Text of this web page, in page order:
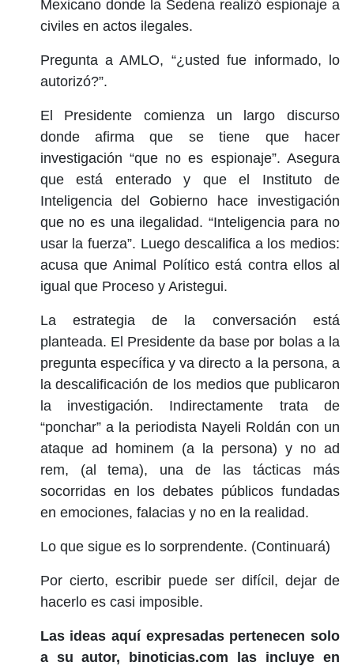
Mexicano donde la Sedena realizó espionaje a
civiles en actos ilegales.
Pregunta a AMLO, “¿usted fue informado, lo
autorizó?”.
El Presidente comienza un largo discurso
donde afirma que se tiene que hacer
investigación “que no es espionaje”. Asegura
que está enterado y que el Instituto de
Inteligencia del Gobierno hace investigación
que no es una ilegalidad. “Inteligencia para no
usar la fuerza”. Luego descalifica a los medios:
acusa que Animal Político está contra ellos al
igual que Proceso y Aristegui.
La estrategia de la conversación está
planteada. El Presidente da base por bolas a la
pregunta específica y va directo a la persona, a
la descalificación de los medios que publicaron
la investigación. Indirectamente trata de
“ponchar” a la periodista Nayeli Roldán con un
ataque ad hominem (a la persona) y no ad
rem, (al tema), una de las tácticas más
socorridas en los debates públicos fundadas
en emociones, falacias y no en la realidad.
Lo que sigue es lo sorprendente. (Continuará)
Por cierto, escribir puede ser difícil, dejar de
hacerlo es casi imposible.
Las ideas aquí expresadas pertenecen solo
a su autor, binoticias.com las incluye en